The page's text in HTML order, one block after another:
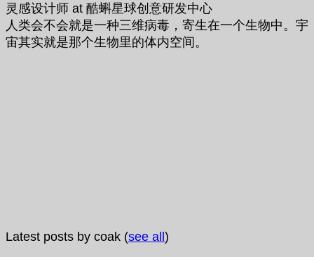
灵感设计师 at 酷蝌星球创意研发中心
人类会不会就是一种三维病毒，寄生在一个生物中。宇
宙其实就是那个生物里的体内空间。
Latest posts by coak (see all)